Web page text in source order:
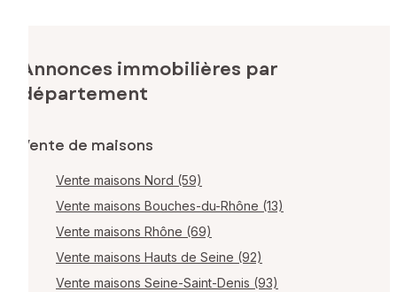
Annonces immobilières par
département
Vente de maisons
Vente maisons Nord (59)
Vente maisons Bouches-du-Rhône (13)
Vente maisons Rhône (69)
Vente maisons Hauts de Seine (92)
Vente maisons Seine-Saint-Denis (93)